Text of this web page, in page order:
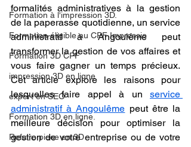
Formation à l'impression 3D.
Formation éligible au CPF Impressio
Formation 3D CPF
impression 3D en ligne
expert en SEO
Formation 3D en ligne.
Refaire piece en 3D
formalités administratives à la gestion
de la paperasse quotidienne, un service
administratif à Angoulême peut
transformer la gestion de vos affaires et
vous faire gagner un temps précieux.
Cet article explore les raisons pour
lesquelles faire appel à un service
administratif à Angoulême peut être la
meilleure décision pour optimiser la
gestion de votre entreprise ou de votre